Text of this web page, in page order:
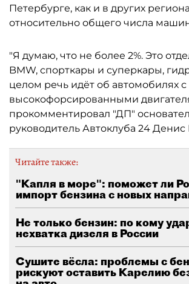
Петербурге, как и в других
относительно общего числа
"Я думаю, что не более 2%. Это
BMW, спорткары и суперкары,
целом речь идёт об автомобилях с
высокофорсированными
прокомментировал "ДП"
руководитель Автоклуба 24
Читайте также:
"Капля в море": поможет ли
импорт бензина с новых
Не только бензин: по кому
нехватка дизеля в России
Сушите вёсла: проблемы с
рискуют оставить Карелию